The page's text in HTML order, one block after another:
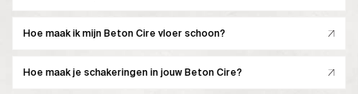
Hoe maak ik mijn Beton Cire vloer schoon?
Hoe maak je schakeringen in jouw Beton Cire?